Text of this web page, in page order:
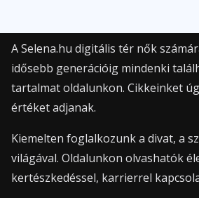
A Selena.hu digitális tér nők
idősebb generációig mindenki
tartalmat oldalunkon. Cikkeinket
értéket adjanak.
Kiemelten foglalkozunk a divat, a
világával. Oldalunkon olvashatók
kertészkedéssel, karrierrel